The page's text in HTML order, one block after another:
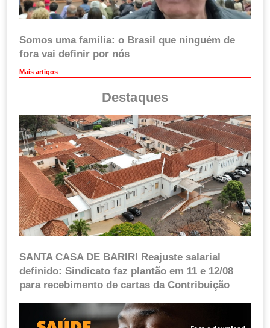
Somos uma família: o Brasil que ninguém de
fora vai definir por nós
Mais artigos
Destaques
SANTA CASA DE BARIRI Reajuste salarial
definido: Sindicato faz plantão em 11 e 12/08
para recebimento de cartas da Contribuição